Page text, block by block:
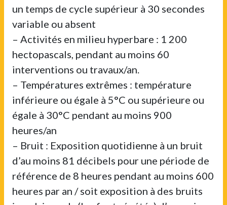
un temps de cycle supérieur à 30 secondes
variable ou absent
– Activités en milieu hyperbare : 1 200
hectopascals, pendant au moins 60
interventions ou travaux/an.
– Températures extrêmes : température
inférieure ou égale à 5°C ou supérieure ou
égale à 30°C pendant au moins 900
heures/an
– Bruit : Exposition quotidienne à un bruit
d’au moins 81 décibels pour une période de
référence de 8 heures pendant au moins 600
heures par an / soit exposition à des bruits